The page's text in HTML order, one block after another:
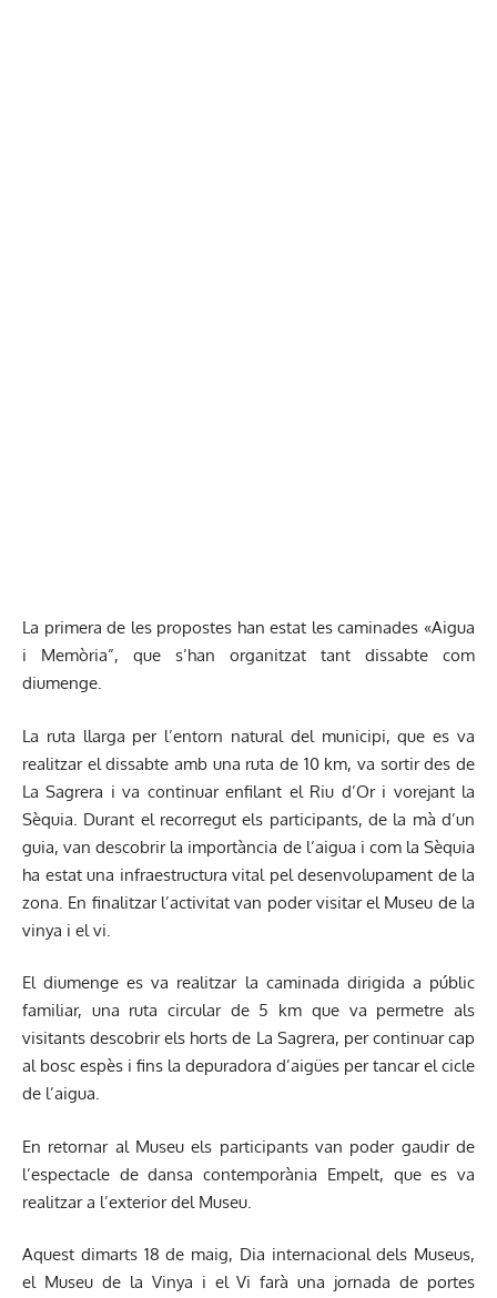
La primera de les propostes han estat les caminades «Aigua
i Memòria”, que s’han organitzat tant dissabte com
diumenge.
La ruta llarga per l’entorn natural del municipi, que es va
realitzar el dissabte amb una ruta de 10 km, va sortir des de
La Sagrera i va continuar enfilant el Riu d’Or i vorejant la
Sèquia. Durant el recorregut els participants, de la mà d’un
guia, van descobrir la importància de l’aigua i com la Sèquia
ha estat una infraestructura vital pel desenvolupament de la
zona. En finalitzar l’activitat van poder visitar el Museu de la
vinya i el vi.
El diumenge es va realitzar la caminada dirigida a públic
familiar, una ruta circular de 5 km que va permetre als
visitants descobrir els horts de La Sagrera, per continuar cap
al bosc espès i fins la depuradora d’aigües per tancar el cicle
de l’aigua.
En retornar al Museu els participants van poder gaudir de
l’espectacle de dansa contemporània Empelt, que es va
realitzar a l’exterior del Museu.
Aquest dimarts 18 de maig, Dia internacional dels Museus,
el Museu de la Vinya i el Vi farà una jornada de portes